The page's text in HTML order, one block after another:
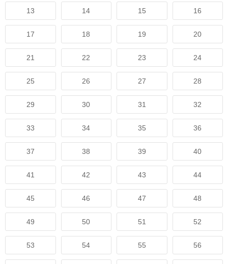
13 14 15 16
17 18 19 20
21 22 23 24
25 26 27 28
29 30 31 32
33 34 35 36
37 38 39 40
41 42 43 44
45 46 47 48
49 50 51 52
53 54 55 56